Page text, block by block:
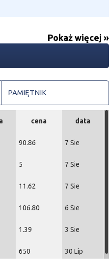
Pokaż więcej »
PAMIĘTNIK
cena data
90.86 7 Sie
5 7 Sie
11.62 7 Sie
106.80 6 Sie
1.39 3 Sie
650 30 Lip